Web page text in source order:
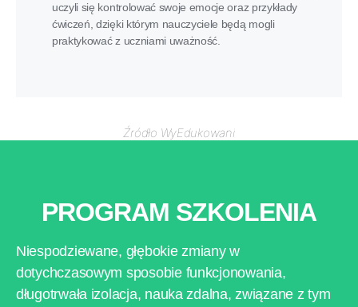
uczyli się kontrolować swoje emocje oraz przykłady
ćwiczeń, dzięki którym nauczyciele będą mogli
praktykować z uczniami uważność.
Źródło WyEdukowani
PROGRAM SZKOLENIA
Niespodziewane, głębokie zmiany w
dotychczasowym sposobie funkcjonowania,
długotrwała izolacja, nauka zdalna, związane z tym